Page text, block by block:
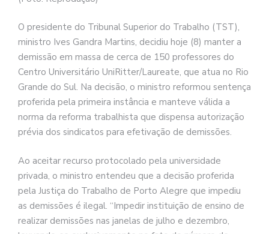
O presidente do Tribunal Superior do Trabalho (TST),
ministro Ives Gandra Martins, decidiu hoje (8) manter a
demissão em massa de cerca de 150 professores do
Centro Universitário UniRitter/Laureate, que atua no Rio
Grande do Sul. Na decisão, o ministro reformou sentença
proferida pela primeira instância e manteve válida a
norma da reforma trabalhista que dispensa autorização
prévia dos sindicatos para efetivação de demissões.
Ao aceitar recurso protocolado pela universidade
privada, o ministro entendeu que a decisão proferida
pela Justiça do Trabalho de Porto Alegre que impediu
as demissões é ilegal. “Impedir instituição de ensino de
realizar demissões nas janelas de julho e dezembro,